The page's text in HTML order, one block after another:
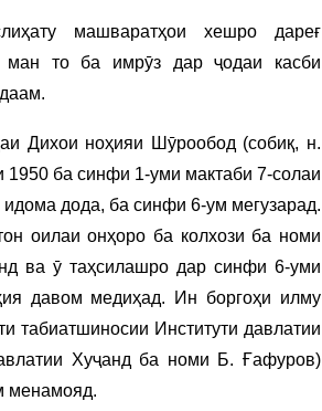
машваратҳои хешро дареғ
ман то ба имрӯз дар ҷодаи касби
Дихои ноҳияи Шӯрообод (собиқ, н.
ба синфи 1-уми мактаби 7-солаи
дода, ба синфи 6-ум мегузарад.
оилаи онҳоро ба колхози ба номи
ва ӯ таҳсилашро дар синфи 6-уми
давом медиҳад. Ин боргоҳи илму
табиатшиносии Институти давлатии
Хуҷанд ба номи Б. Ғафуров)
менамояд.